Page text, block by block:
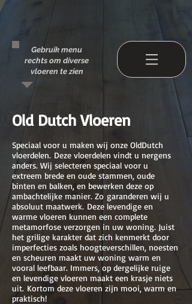
Gebruik menu
rechts om diverse
vloeren te zien
Old Dutch Vloeren
Speciaal voor u maken wij onze OldDutch
vloerdelen. Deze vloerdelen vindt u nergens
anders. Wij selecteren speciaal voor u
extreem brede en oude stammen, oude
binten en balken, en bewerken deze op
ambachtelijke manier. Zo garanderen wij u
absoluut maatwerk. Deze levendige en
warme vloeren kunnen een complete
metamorfose verzorgen in uw woning. Juist
het grilige karakter dat zich kenmerkt door
imperfecties zoals hoogteverschillen, noesten
en scheuren maakt uw woning warm en
vooral leefbaar. Immers, op dergelijke ruige
en levendige vloeren maakt een krasje niets
uit. Kortom deze vloeren zijn mooi, warm en
praktisch!